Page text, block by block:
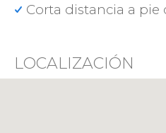
Corta distancia a pie
LOCALIZACIÓN